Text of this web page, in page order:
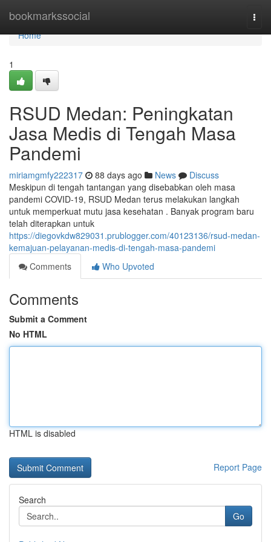
bookmarkssocial
Home
Home
1
RSUD Medan: Peningkatan
Jasa Medis di Tengah Masa
Pandemi
miriamgmfy222317 88 days ago News
Discuss
Meskipun di tengah tantangan yang disebabkan oleh masa
pandemi COVID-19, RSUD Medan terus melakukan langkah
untuk memperkuat mutu jasa kesehatan . Banyak program baru
telah diterapkan untuk
https://diegovkdw829031.prublogger.com/40123136/rsud-medan-
kemajuan-pelayanan-medis-di-tengah-masa-pandemi
Comments
Who Upvoted
Comments
Submit a Comment
No HTML
HTML is disabled
Report Page
Search
Go